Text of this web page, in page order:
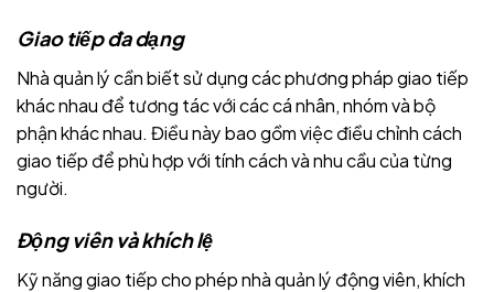
Giao tiếp đa dạng
Nhà quản lý cần biết sử dụng các phương pháp giao tiếp
khác nhau để tương tác với các cá nhân, nhóm và bộ
phận khác nhau. Điều này bao gồm việc điều chỉnh cách
giao tiếp để phù hợp với tính cách và nhu cầu của từng
người.
Động viên và khích lệ
Kỹ năng giao tiếp cho phép nhà quản lý động viên, khích